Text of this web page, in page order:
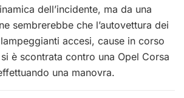
dell’incidente, ma da una
sembrerebbe che l’autovettura dei
accesi, cause in corso
è scontrata contro una Opel Corsa
una manovra.